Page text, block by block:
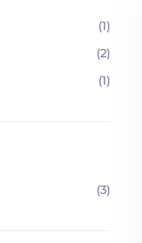
(1)
(2)
(1)
(3)